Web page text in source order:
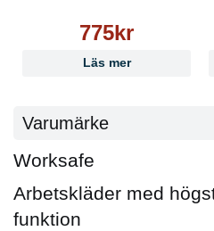
775kr
Läs mer
Varumärke
Worksafe
Arbetskläder med
funktion